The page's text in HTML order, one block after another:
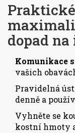
dopad
Komunikace
vašich
Pravidelná
denně a
Vyhněte se
kostní hmoty